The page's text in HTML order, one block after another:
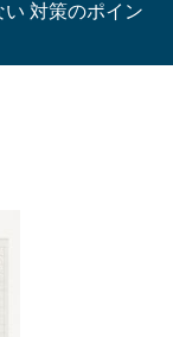
対策のポイン